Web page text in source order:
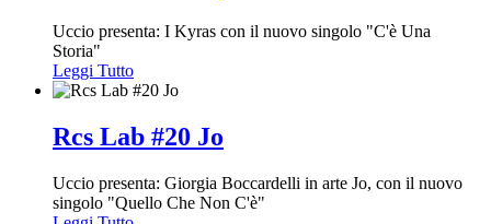
Uccio presenta: I Kyras con il nuovo singolo "C'è Una
Storia"
Leggi Tutto
Rcs Lab #20 Jo
Uccio presenta: Giorgia Boccardelli in arte Jo, con il nuovo
singolo "Quello Che Non C'è"